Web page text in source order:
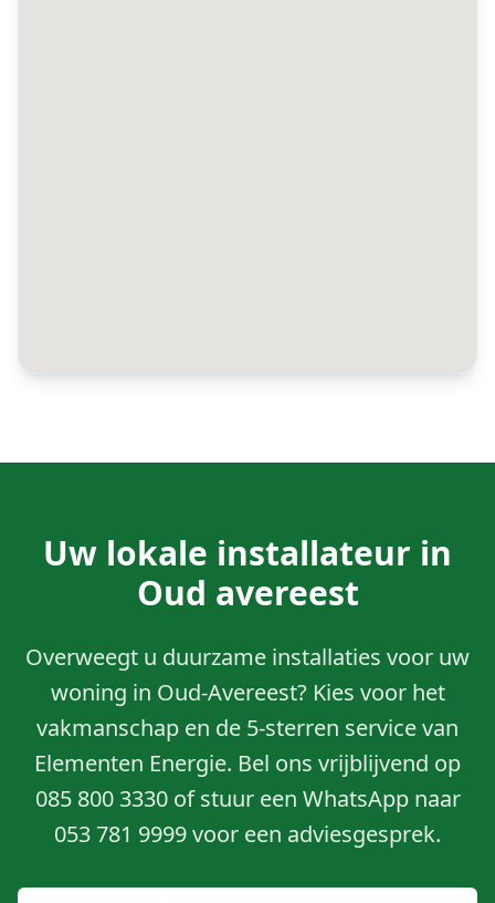
Uw lokale installateur in
Oud avereest
Overweegt u duurzame installaties voor uw
woning in Oud-Avereest? Kies voor het
vakmanschap en de 5-sterren service van
Elementen Energie. Bel ons vrijblijvend op
085 800 3330 of stuur een WhatsApp naar
053 781 9999 voor een adviesgesprek.